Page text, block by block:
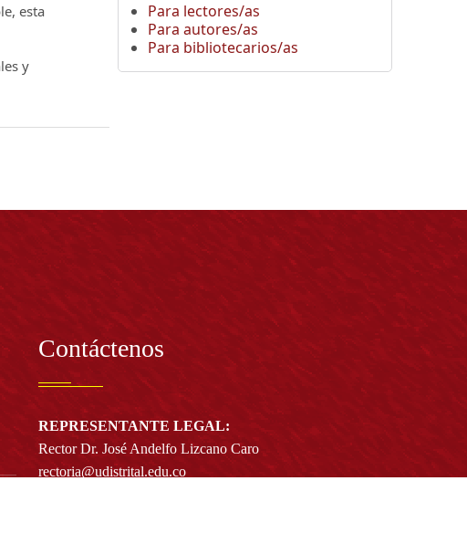
esta
y
Para lectores/as
Para autores/as
Para bibliotecarios/as
Contáctenos
REPRESENTANTE LEGAL:
Rector Dr. José Andelfo Lizcano Caro
rectoria@udistrital.edu.co